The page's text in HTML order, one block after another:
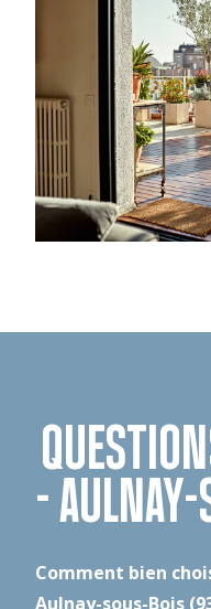
-
Comment bien
Aulnay-sous-Bois